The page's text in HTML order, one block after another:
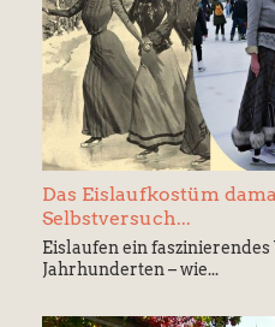
Das Eislaufkostüm
Selbstversuch...
Eislaufen ein
Jahrhunderten – wie...